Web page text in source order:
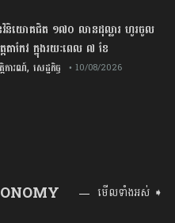
និយោគ​ជិត​ ​១៧០​ ​លាន​ដុល្លារ​ ហូរ​ចូល​
ត​តាកែវ​ ក្នុង​រយៈពេល​ ​៧​ ​ខែ
តិការណ៍, សេដ្ឋកិច្ច • 10/08/2026
មើលទាំងអស់ ➧